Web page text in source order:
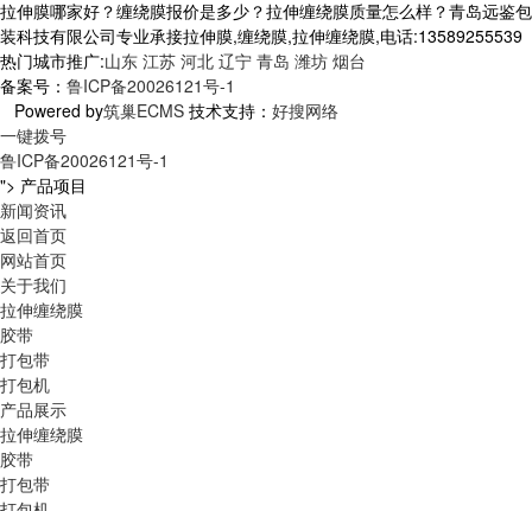
拉伸膜哪家好？缠绕膜报价是多少？拉伸缠绕膜质量怎么样？青岛远鉴包
装科技有限公司专业承接拉伸膜,缠绕膜,拉伸缠绕膜,电话:13589255539
热门城市推广:山东 江苏 河北 辽宁 青岛 潍坊 烟台
备案号： 鲁ICP备20026121号-1
Powered by筑巢ECMS 技术支持： 好搜网络
一键拨号
鲁ICP备20026121号-1
"> 产品项目
新闻资讯
返回首页
网站首页
关于我们
拉伸缠绕膜
胶带
打包带
打包机
产品展示
拉伸缠绕膜
胶带
打包带